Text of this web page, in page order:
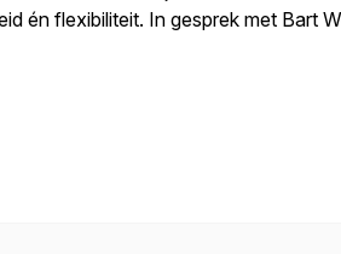
én flexibiliteit. In gesprek met Bart